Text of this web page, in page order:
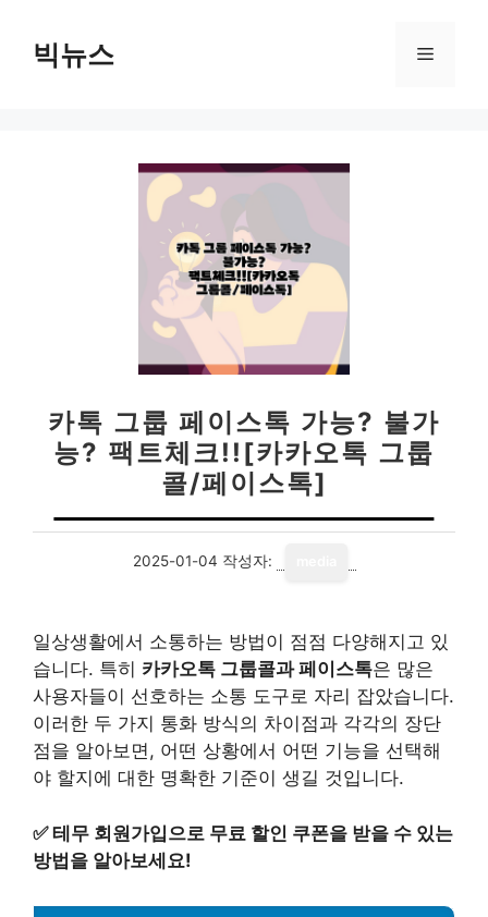
빅뉴스 메
카톡 그룹 페이스톡 가능? 불가
능? 팩트체크!![카카오톡 그룹
콜/페이스톡]
2025-01-04 작성자:
일상생활에서 소통하는 방법이 점점 다양해지고 있
습니다. 특히 카카오톡 그룹콜과 페이스톡은 많은
사용자들이 선호하는 소통 도구로 자리 잡았습니다.
이러한 두 가지 통화 방식의 차이점과 각각의 장단
점을 알아보면, 어떤 상황에서 어떤 기능을 선택해
야 할지에 대한 명확한 기준이 생길 것입니다.
✅테무 회원가입으로 무료 할인 쿠폰을 받을 수 있는
방법을 알아보세요!